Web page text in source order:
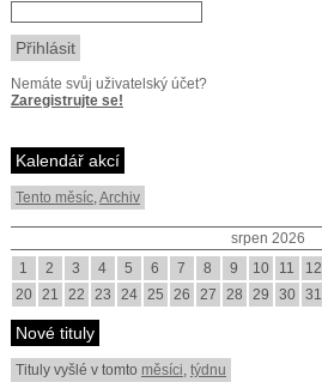
Nemáte svůj uživatelský účet?
Zaregistrujte se!
Kalendář akcí
Tento měsíc,Archiv
srpen 2026
1
2 3 4 5 6 7 8 9 10 11 12
20 21 22 23 24 25 26 27 28 29 30 31
Nové tituly
Tituly vyšlé v tomto měsíci, týdnu